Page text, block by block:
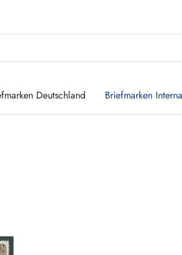
Deutschland Briefmarken